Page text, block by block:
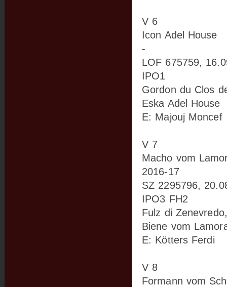
V 6
Icon Adel House
-
LOF 675759,
IPO1
Gordon du Clos
Eska Adel House
E: Majouj Moncef
V 7
Macho vom
2016-17
SZ 2295796,
IPO3 FH2
Fulz di Zenevredo,
Biene vom
E: Kötters Ferdi
V 8
Formann vom